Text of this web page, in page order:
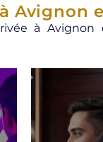
Avignon
à Avignon